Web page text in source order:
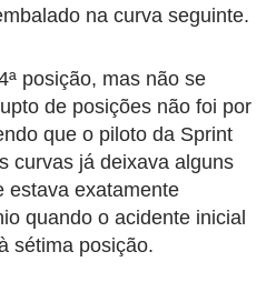
na curva seguinte.
posição, mas não se
de posições não foi por
que o piloto da Sprint
curvas já deixava alguns
estava exatamente
quando o acidente inicial
sétima posição.